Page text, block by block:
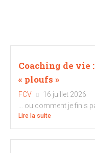
Coaching de vie
« ploufs »
FCV
16 juillet 2026
… ou comment je finis
Lire la suite